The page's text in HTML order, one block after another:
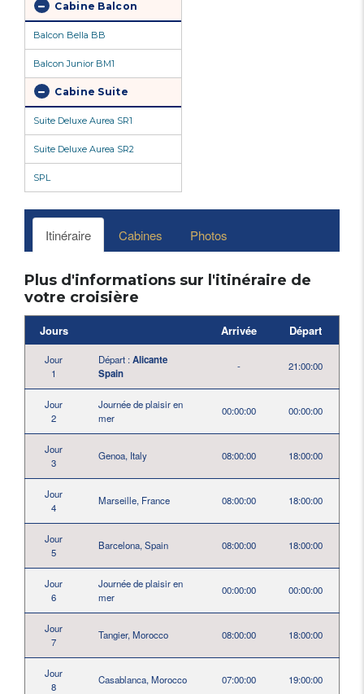
Cabine Balcon
Balcon Bella BB
Balcon Junior BM1
Cabine Suite
Suite Deluxe Aurea SR1
Suite Deluxe Aurea SR2
SPL
Itinéraire Cabines Photos
Plus d'informations sur l'itinéraire de
votre croisière
Jours Arrivée Départ
Jour
1
Départ :Alicante
Spain
- 21:00:00
Jour
2
Journée de plaisir en
mer
00:00:00 00:00:00
Jour
3
Genoa, Italy 08:00:00 18:00:00
Jour
4
Marseille, France 08:00:00 18:00:00
Jour
5
Barcelona, Spain 08:00:00 18:00:00
Jour
6
Journée de plaisir en
mer
00:00:00 00:00:00
Jour
7
Tangier, Morocco 08:00:00 18:00:00
Jour
8
Casablanca, Morocco 07:00:00 19:00:00